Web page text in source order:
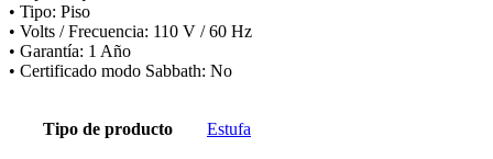
• Tipo: Piso
• Volts / Frecuencia: 110 V / 60 Hz
• Garantía: 1 Año
• Certificado modo Sabbath: No
Tipo de producto Estufa